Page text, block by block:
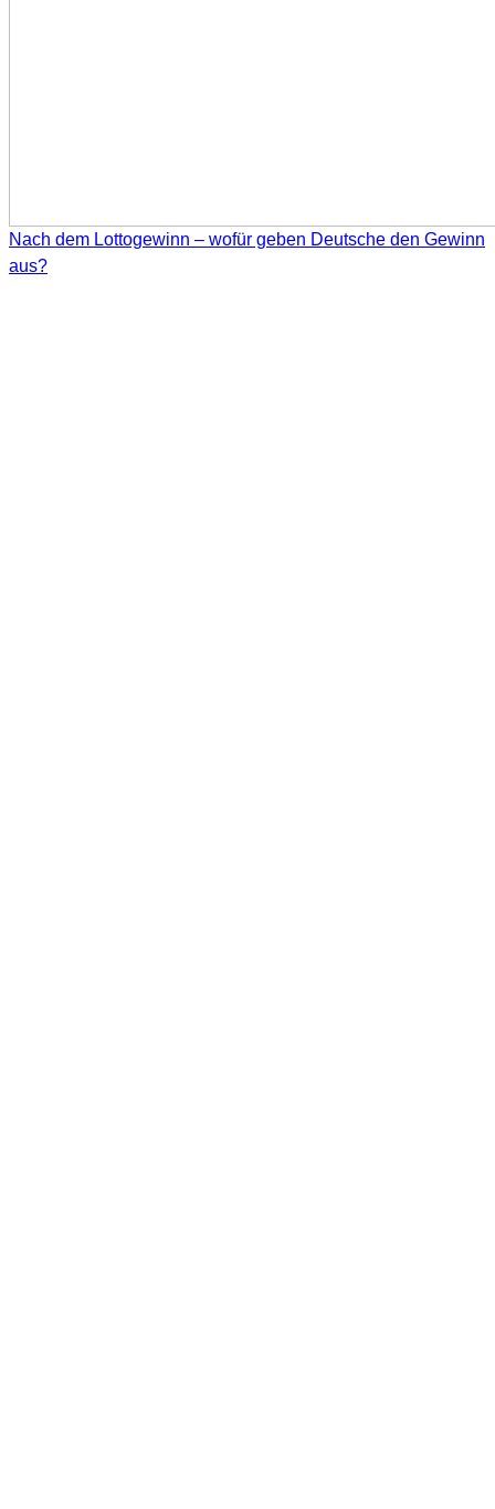
Nach dem Lottogewinn – wofür geben Deutsche den Gewinn
aus?